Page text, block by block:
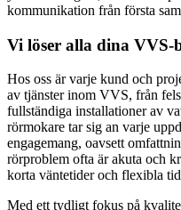
kommunikation från första
Vi löser alla dina VVS-
Hos oss är varje kund och
av tjänster inom VVS, från
fullständiga installationer av
rörmokare tar sig an varje
engagemang, oavsett
rörproblem ofta är akuta och
korta väntetider och flexibla
Med ett tydligt fokus på